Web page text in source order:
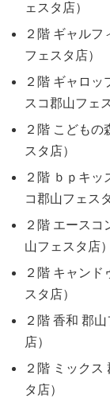
ェスタ店）
２階 ギャルフ
フェスタ店）
２階 ギャロッ
スコ郡山フェ
２階 こどもの
スタ店）
２階 ｂｐキッ
コ郡山フェス
２階 エースコ
山フェスタ店）
２階 キャンド
スタ店）
２階 香和 郡
店）
２階 ミックス
タ店）